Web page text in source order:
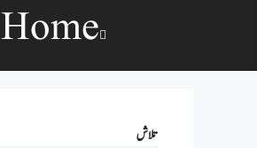
Home
تلاش